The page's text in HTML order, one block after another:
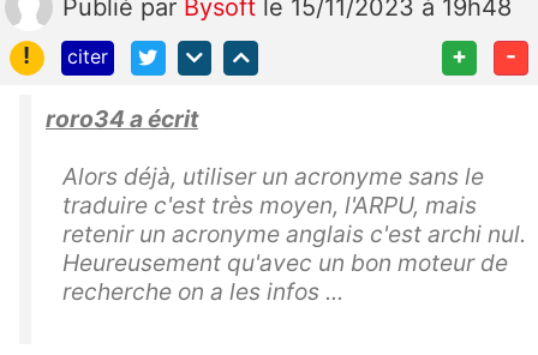
Publié par Bysoft le 15/11/2023 à 19h48
!
citer + -
roro34 a écrit
Alors déjà, utiliser un acronyme sans le
traduire c'est très moyen, l'ARPU, mais
retenir un acronyme anglais c'est archi nul.
Heureusement qu'avec un bon moteur de
recherche on a les infos ...